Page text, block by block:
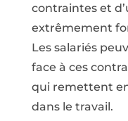
contraintes et
extrêmement
Les salariés
face à ces
qui remettent
dans le travail.